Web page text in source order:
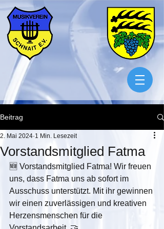
Beitrag
Vorstandsmitglied Fatma
2. Mai 2024 1 Min. Lesezeit
🆕 Vorstandsmitglied Fatma! Wir freuen
uns, dass Fatma uns ab sofort im
Ausschuss unterstützt. Mit ihr gewinnen
wir einen zuverlässigen und kreativen
Herzensmenschen für die